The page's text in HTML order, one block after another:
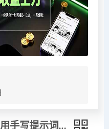
AI漫画变现教程：不用手写提示词，自动生成脚本文案，一份伙伴计划万播5-10块，一条爆款推文收益上万